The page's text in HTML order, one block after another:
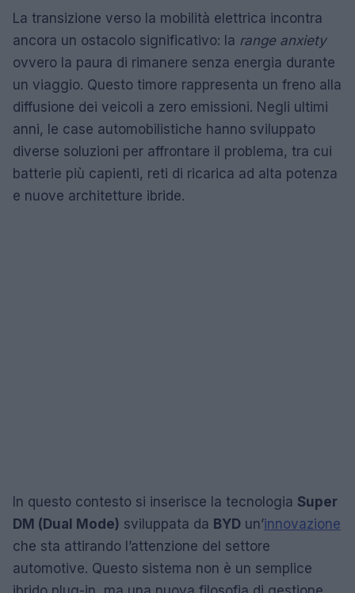
La transizione verso la mobilità elettrica incontra
ancora un ostacolo significativo: la range anxiety
ovvero la paura di rimanere senza energia durante
un viaggio. Questo timore rappresenta un freno alla
diffusione dei veicoli a zero emissioni. Negli ultimi
anni, le case automobilistiche hanno sviluppato
diverse soluzioni per affrontare il problema, tra cui
batterie più capienti, reti di ricarica ad alta potenza
e nuove architetture ibride.
In questo contesto si inserisce la tecnologia Super
DM (Dual Mode) sviluppata da BYD un’innovazione
che sta attirando l’attenzione del settore
automotive. Questo sistema non è un semplice